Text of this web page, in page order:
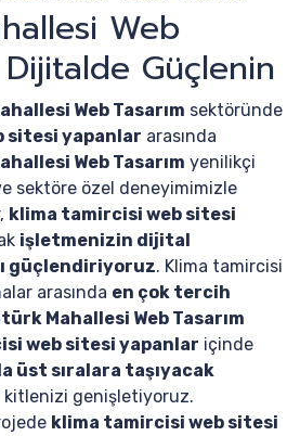
Web
Dijitalde Güçlenin
Web Tasarım sektöründe
sitesi yapanlar arasında
Web Tasarım yenilikçi
sektöre özel deneyimimizle
klima tamircisi web sitesi
işletmenizin dijital
güçlendiriyoruz. Klima tamircisi
arasında en çok tercih
Mahallesi Web Tasarım
web sitesi yapanlar içinde
üst sıralara taşıyacak
kitlenizi genişletiyoruz.
klima tamircisi web sitesi